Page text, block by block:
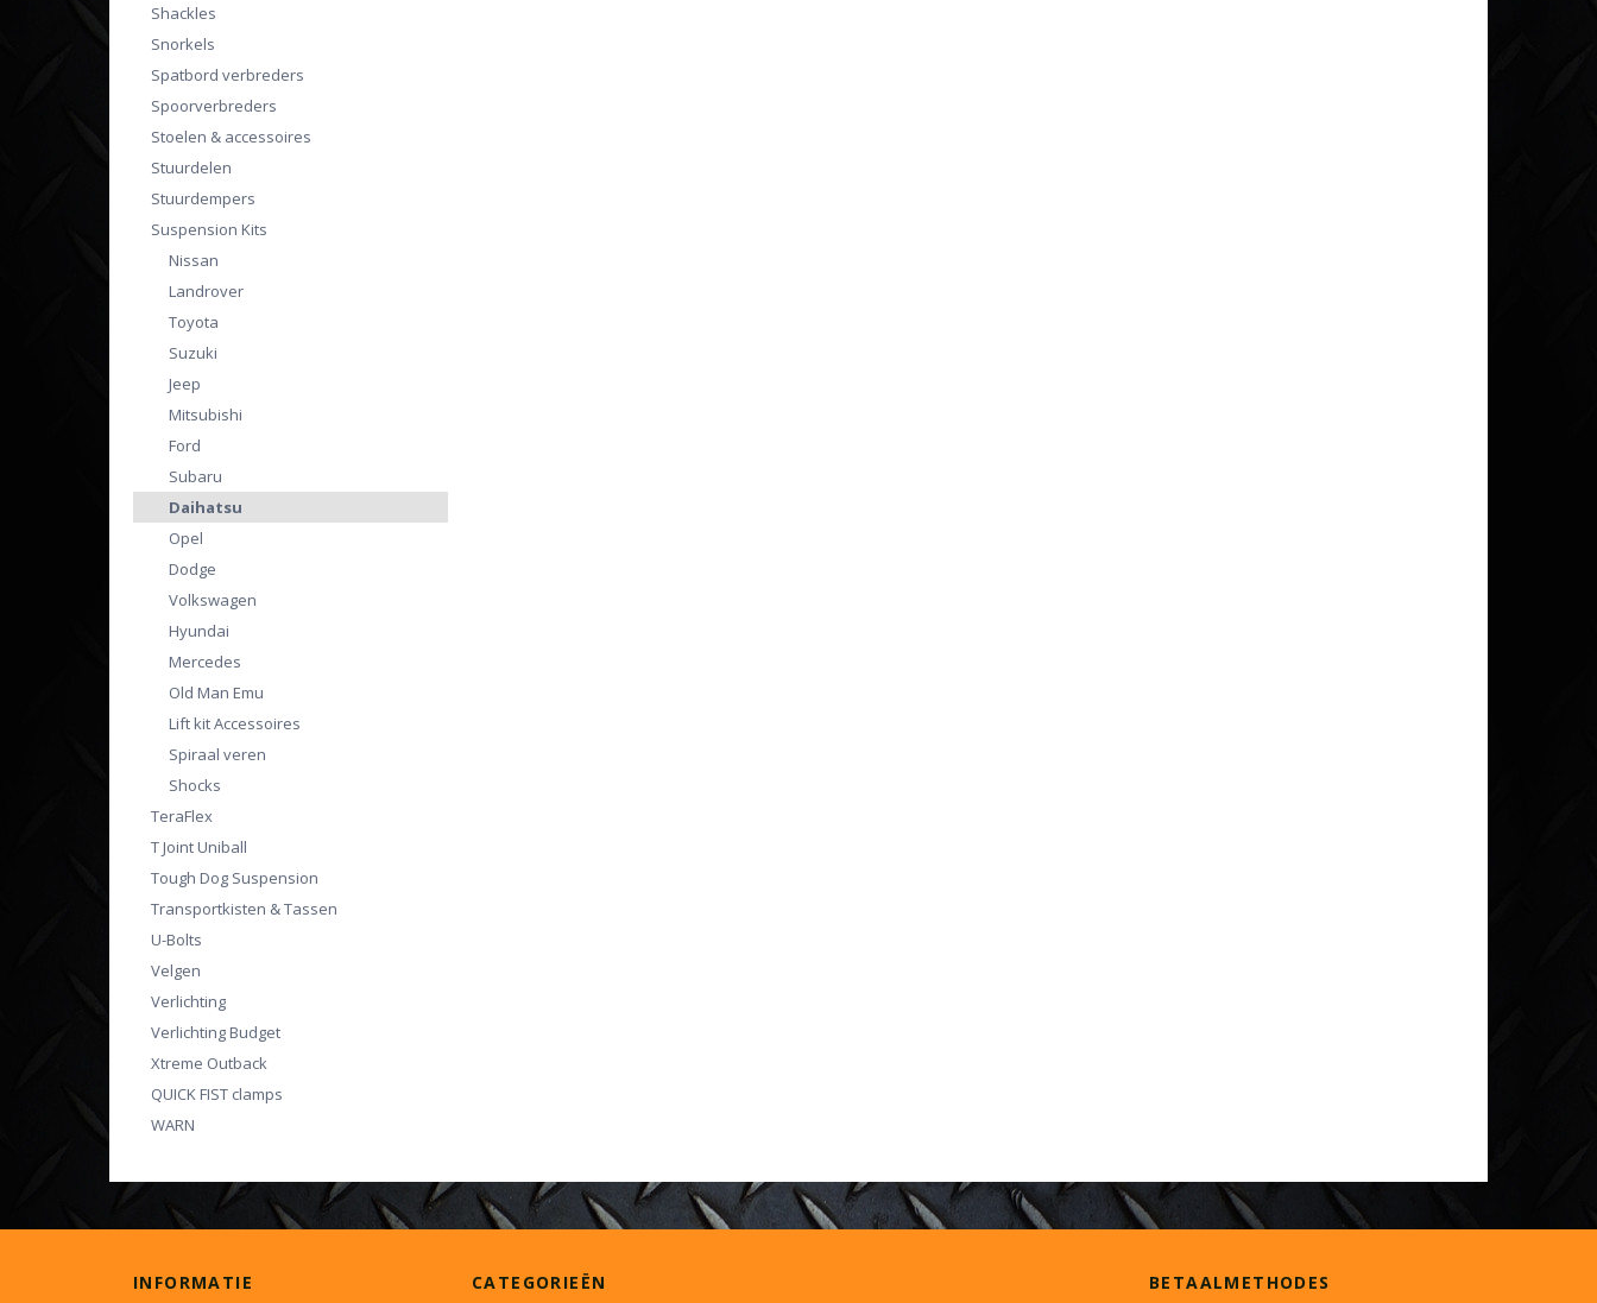
Shackles
Snorkels
Spatbord verbreders
Spoorverbreders
Stoelen & accessoires
Stuurdelen
Stuurdempers
Suspension Kits
Nissan
Landrover
Toyota
Suzuki
Jeep
Mitsubishi
Ford
Subaru
Daihatsu
Opel
Dodge
Volkswagen
Hyundai
Mercedes
Old Man Emu
Lift kit Accessoires
Spiraal veren
Shocks
TeraFlex
T Joint Uniball
Tough Dog Suspension
Transportkisten & Tassen
U-Bolts
Velgen
Verlichting
Verlichting Budget
Xtreme Outback
QUICK FIST clamps
WARN
INFORMATIE CATEGORIEËN BETAALMETHODES